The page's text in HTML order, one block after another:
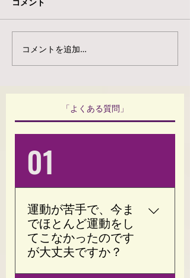
脚のむくみが取れない…
その原因と改善法
コメントを追加…
「よくある質問」
01
運動が苦手で、今ま
でほとんど運動をし
てこなかったのです
が大丈夫ですか？